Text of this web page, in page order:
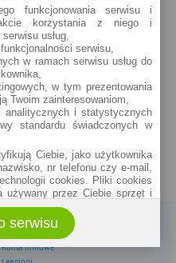
Dla firm
Konta firmowe
funkcjonowania serwisu i
korzystania z niego i
usług,
serwisu,
w ramach serwisu usług do
w tym prezentowania
Twoim zainteresowaniom,
analitycznych i statystycznych
standardu świadczonych w
Ciebie, jako użytkownika
nr telefonu czy e-mail,
cookies. Pliki cookies
używany przez Ciebie sprzęt i
cookies możliwy jest do
każdego użytkownika. Bez
w plikach cookies mogą
serwisu